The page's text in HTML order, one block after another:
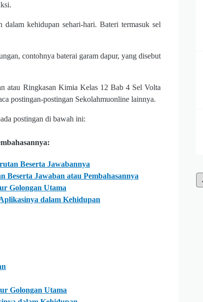
kehidupan sehari-hari. Bateri termasuk sel
contohnya baterai garam dapur, yang disebut
atau Ringkasan Kimia Kelas 12 Bab 4 Sel Volta
postingan-postingan Sekolahmuonline lainnya.
postingan di bawah ini:
Beserta Jawabannya
Jawaban atau Pembahasannya
Golongan Utama
dalam Kehidupan
Golongan Utama